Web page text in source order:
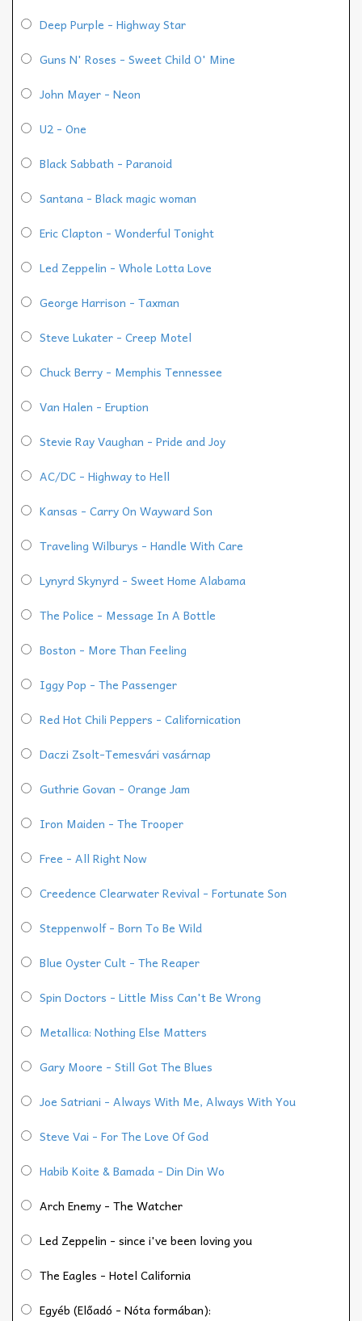
Deep Purple - Highway Star
Guns N' Roses - Sweet Child O' Mine
John Mayer - Neon
U2 - One
Black Sabbath - Paranoid
Santana - Black magic woman
Eric Clapton - Wonderful Tonight
Led Zeppelin - Whole Lotta Love
George Harrison - Taxman
Steve Lukater - Creep Motel
Chuck Berry - Memphis Tennessee
Van Halen - Eruption
Stevie Ray Vaughan - Pride and Joy
AC/DC - Highway to Hell
Kansas - Carry On Wayward Son
Traveling Wilburys - Handle With Care
Lynyrd Skynyrd - Sweet Home Alabama
The Police - Message In A Bottle
Boston - More Than Feeling
Iggy Pop - The Passenger
Red Hot Chili Peppers - Californication
Daczi Zsolt-Temesvári vasárnap
Guthrie Govan - Orange Jam
Iron Maiden - The Trooper
Free - All Right Now
Creedence Clearwater Revival - Fortunate Son
Steppenwolf - Born To Be Wild
Blue Oyster Cult - The Reaper
Spin Doctors - Little Miss Can't Be Wrong
Metallica: Nothing Else Matters
Gary Moore - Still Got The Blues
Joe Satriani - Always With Me, Always With You
Steve Vai - For The Love Of God
Habib Koite & Bamada - Din Din Wo
Arch Enemy - The Watcher
Led Zeppelin - since i've been loving you
The Eagles - Hotel California
Egyéb (Előadó - Nóta formában):